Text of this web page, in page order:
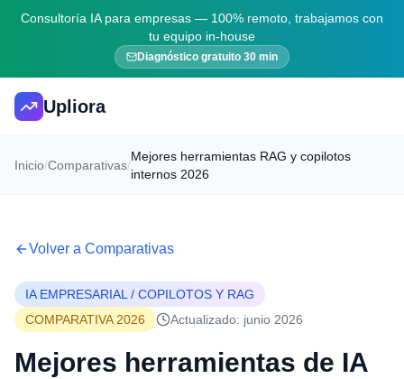
Consultoría IA para empresas — 100% remoto, trabajamos con
tu equipo in-house
Diagnóstico gratuito 30 min
Upliora
Inicio/Comparativas/
Mejores herramientas RAG y copilotos
internos 2026
Volver a Comparativas
IA EMPRESARIAL / COPILOTOS Y RAG
COMPARATIVA 2026
Actualizado: junio 2026
Mejores herramientas de IA